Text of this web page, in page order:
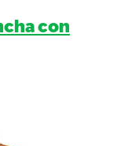
con